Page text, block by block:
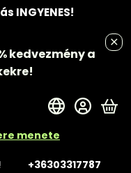
INGYENES!
kedvezménya
menete
+36303317787
A